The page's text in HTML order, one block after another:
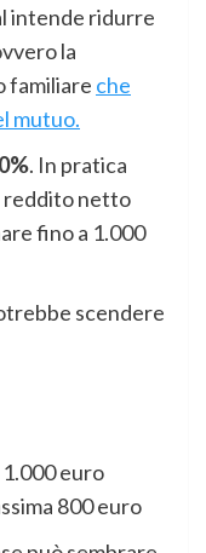
intende ridurre
la
familiare che
mutuo.
. In pratica
reddito netto
fino a 1.000
scendere
euro
800 euro